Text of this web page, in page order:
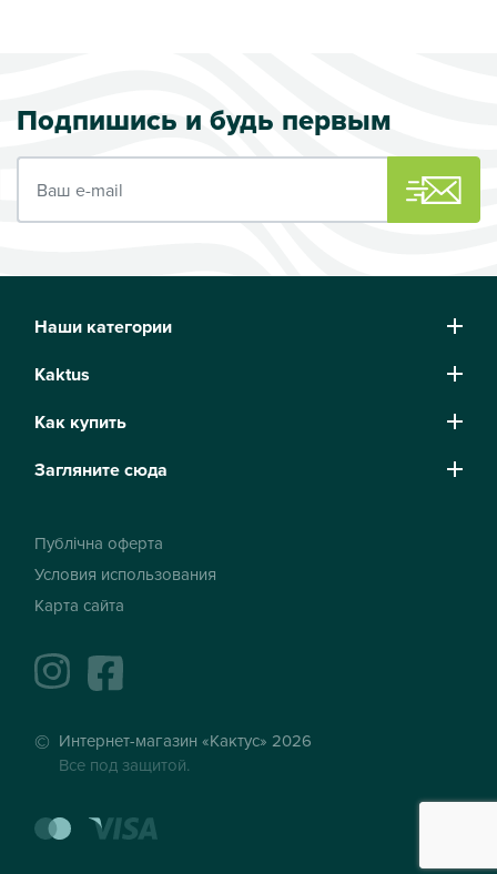
Подпишись и будь первым
Наши категории
Kaktus
Как купить
Загляните сюда
Публічна оферта
Условия использования
Карта сайта
instagramfacebook
Интернет-магазин «Кактус» 2026
Все под защитой.
mastercard